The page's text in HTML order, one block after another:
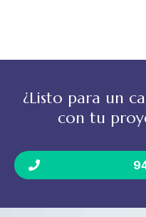
¿Listo para un
con tu